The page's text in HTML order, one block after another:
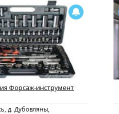
Форсаж-инструмент
д. Дубовляны,